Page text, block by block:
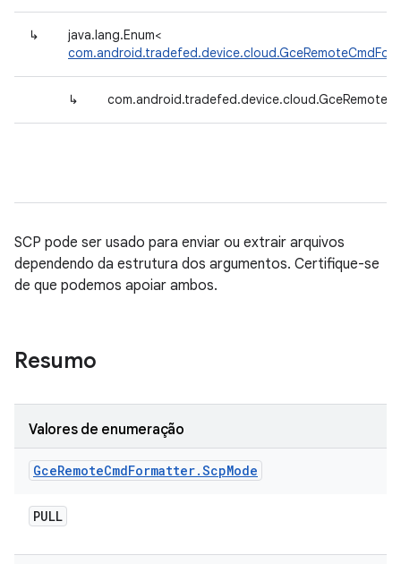
↳
java.lang.Enum<
↳
SCP pode ser usado para enviar ou extrair arquivos
dependendo da estrutura dos argumentos. Certifique-se
de que podemos apoiar ambos.
Resumo
Valores de enumeração
GceRemoteCmdFormatter.ScpMode
PULL